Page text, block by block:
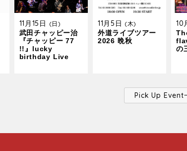
11月15日 (日)
武田チャッピー治
『チャッピー 77
!!』lucky
birthday Live
11月5日 (木)
外道ライブツアー
2026 晩秋
10
の
Pick Up Event